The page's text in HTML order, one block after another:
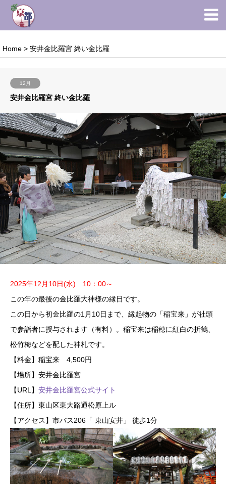
Home > 安井金比羅宮 終い金比羅
12月
安井金比羅宮 終い金比羅
2025年12月10日(水) 10：00～
この年の最後の金比羅大神様の縁日です。
この日から初金比羅の1月10日まで、縁起物の「稲宝来」が社頭
で参詣者に授与されます（有料）。稲宝来は稲穂に紅白の折鶴、
松竹梅などを配した神札です。
【料金】稲宝来 4,500円
【場所】安井金比羅宮
【URL】 安井金比羅宮公式サイト
【住所】東山区東大路通松原上ル
【アクセス】市バス206「 東山安井」 徒歩1分